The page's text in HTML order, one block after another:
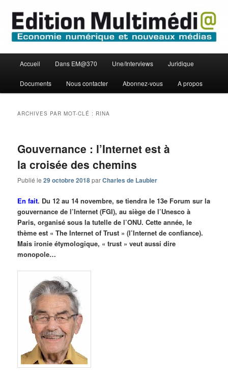
contenu
principal
contenu
secondaire
Edition Multimédi@
principal
Accueil Dans EM@370 Une/Interviews Juridique
Documents Nous contacter Abonnez-vous A propos
ARCHIVES PAR MOT-CLÉ : RINA
Gouvernance : l’Internet est à
la croisée des chemins
Publié le29 octobre 2018parCharles de Laubier
En fait. Du 12 au 14 novembre, se tiendra le 13e Forum sur la
gouvernance de l’Internet (FGI), au siège de l’Unesco à
Paris, organisé sous la tutelle de l’ONU. Cette année, le
thème est « The Internet of Trust » (l’Internet de confiance).
Mais ironie étymologique, « trust » veut aussi dire
monopole…